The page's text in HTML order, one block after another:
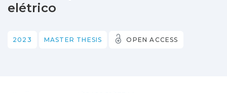
elétrico
2023 MASTER THESIS OPEN ACCESS